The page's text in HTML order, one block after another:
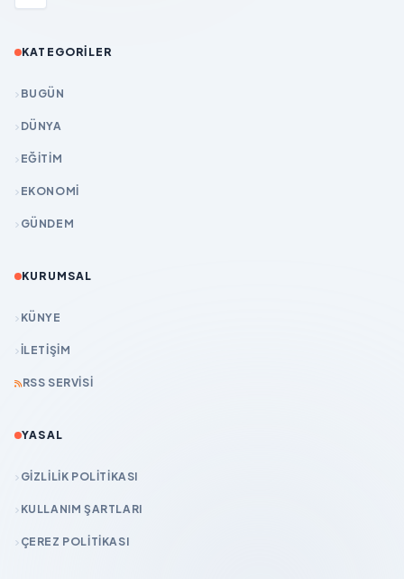
KATEGORILER
BUGÜN
DÜNYA
EĞİTİM
EKONOMİ
GÜNDEM
KURUMSAL
KÜNYE
İLETIŞIM
RSS SERVISI
YASAL
GIZLILIK POLITIKASI
KULLANIM ŞARTLARI
ÇEREZ POLITIKASI